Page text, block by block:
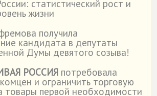
статистический рост и
жизни
получила
кандидата в депутаты
Думы девятого созыва!
РОССИЯ потребовала
и ограничить торговую
товары первой необходимости